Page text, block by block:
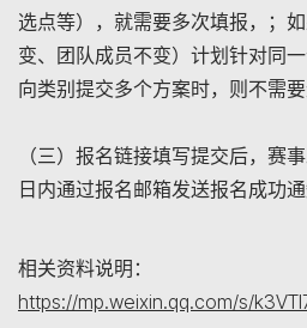
选点等），就需要多次填报，；
变、团队成员不变）计划针对同
向类别提交多个方案时，则不需要
（三）报名链接填写提交后，赛
日内通过报名邮箱发送报名成功通
相关资料说明：
https://mp.weixin.qq.com/s/